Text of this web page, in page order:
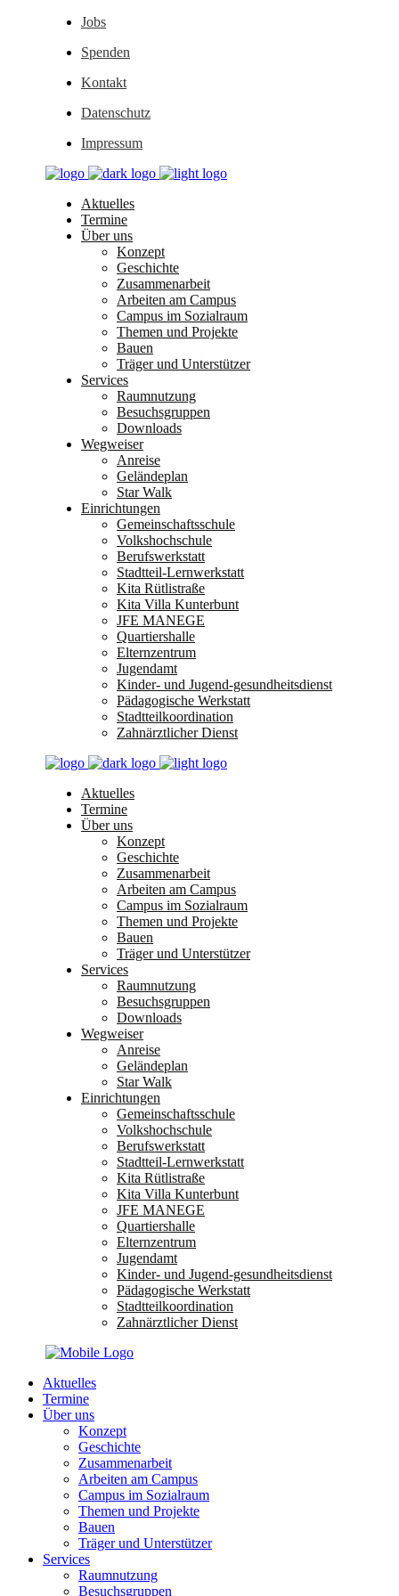
Jobs
Spenden
Kontakt
Datenschutz
Impressum
Aktuelles
Termine
Über uns
Konzept
Geschichte
Zusammenarbeit
Arbeiten am Campus
Campus im Sozialraum
Themen und Projekte
Bauen
Träger und Unterstützer
Services
Raumnutzung
Besuchsgruppen
Downloads
Wegweiser
Anreise
Geländeplan
Star Walk
Einrichtungen
Gemeinschaftsschule
Volkshochschule
Berufswerkstatt
Stadtteil-Lernwerkstatt
Kita Rütlistraße
Kita Villa Kunterbunt
JFE MANEGE
Quartiershalle
Elternzentrum
Jugendamt
Kinder- und Jugend-gesundheitsdienst
Pädagogische Werkstatt
Stadtteilkoordination
Zahnärztlicher Dienst
Aktuelles
Termine
Über uns
Konzept
Geschichte
Zusammenarbeit
Arbeiten am Campus
Campus im Sozialraum
Themen und Projekte
Bauen
Träger und Unterstützer
Services
Raumnutzung
Besuchsgruppen
Downloads
Wegweiser
Anreise
Geländeplan
Star Walk
Einrichtungen
Gemeinschaftsschule
Volkshochschule
Berufswerkstatt
Stadtteil-Lernwerkstatt
Kita Rütlistraße
Kita Villa Kunterbunt
JFE MANEGE
Quartiershalle
Elternzentrum
Jugendamt
Kinder- und Jugend-gesundheitsdienst
Pädagogische Werkstatt
Stadtteilkoordination
Zahnärztlicher Dienst
Aktuelles
Termine
Über uns
Konzept
Geschichte
Zusammenarbeit
Arbeiten am Campus
Campus im Sozialraum
Themen und Projekte
Bauen
Träger und Unterstützer
Services
Raumnutzung
Besuchsgruppen